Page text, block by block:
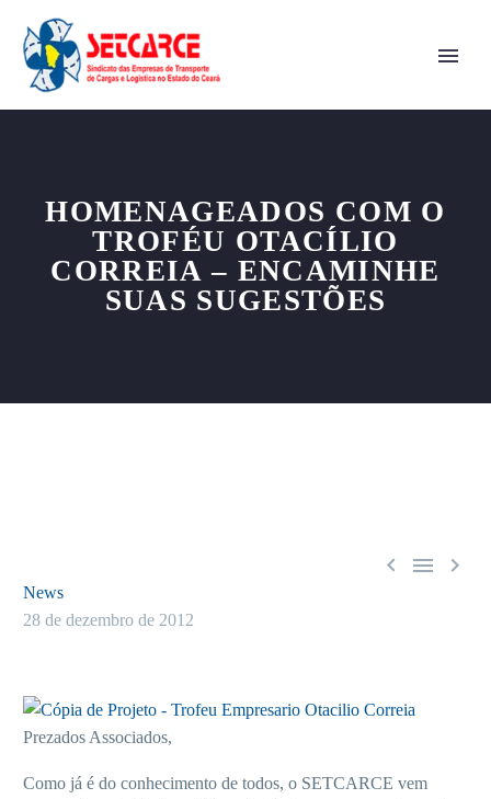
HOMENAGEADOS COM O
TROFÉU OTACÍLIO
CORREIA – ENCAMINHE
SUAS SUGESTÕES
  
News
28 de dezembro de 2012
Prezados Associados,
Como já é do conhecimento de todos, o SETCARCE vem